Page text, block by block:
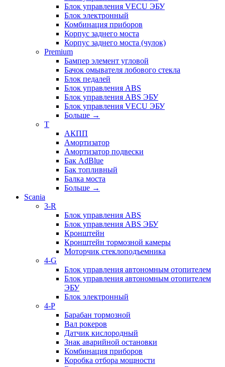
Блок управления VECU ЭБУ
Блок электронный
Комбинация приборов
Корпус заднего моста
Корпус заднего моста (чулок)
Premium
Бампер элемент угловой
Бачок омывателя лобового стекла
Блок педалей
Блок управления ABS
Блок управления ABS ЭБУ
Блок управления VECU ЭБУ
Больше →
T
АКПП
Амортизатор
Амортизатор подвески
Бак AdBlue
Бак топливный
Балка моста
Больше →
Scania
3-R
Блок управления ABS
Блок управления ABS ЭБУ
Кронштейн
Кронштейн тормозной камеры
Моторчик стеклоподъемника
4-G
Блок управления автономным отопителем
Блок управления автономным отопителем
ЭБУ
Блок электронный
4-P
Барабан тормозной
Вал рокеров
Датчик кислородный
Знак аварийной остановки
Комбинация приборов
Коробка отбора мощности